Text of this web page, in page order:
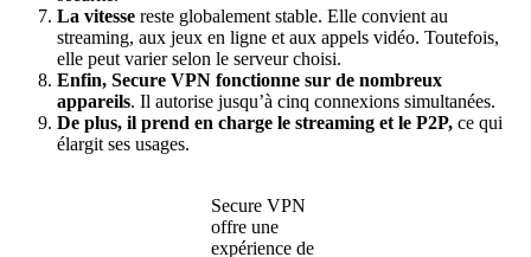
La vitesse reste globalement stable. Elle convient au
streaming, aux jeux en ligne et aux appels vidéo. Toutefois,
elle peut varier selon le serveur choisi.
Enfin, Secure VPN fonctionne sur de nombreux
appareils. Il autorise jusqu’à cinq connexions simultanées.
De plus, il prend en charge le streaming et le P2P, ce qui
élargit ses usages.
Secure VPN
offre une
expérience de